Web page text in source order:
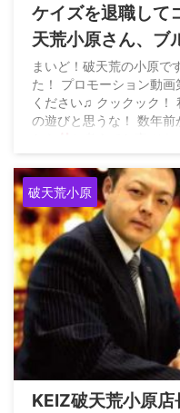
ケイズを退職して
天荒小原さん、ブ
集客動画を投稿し
れる
まいど！破天荒の小原で
た！ プロモーション動
ください♫ クックック！
の遊びと思うな！ 数年
る戦略を
破天荒小原
KEIZ破天荒小原